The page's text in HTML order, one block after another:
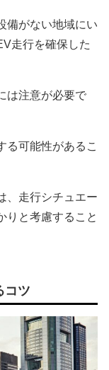
備がない地域にい
走行を確保した
は注意が必要で
る可能性があるこ
、走行シチュエー
りと考慮すること
コツ